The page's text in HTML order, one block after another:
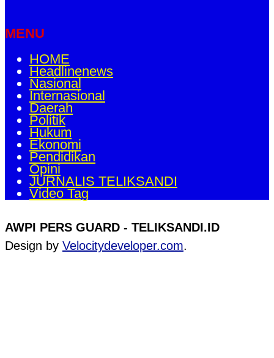
MENU
HOME
Headlinenews
Nasional
Internasional
Daerah
Politik
Hukum
Ekonomi
Pendidikan
Opini
JURNALIS TELIKSANDI
Video Tag
AWPI PERS GUARD - TELIKSANDI.ID
Design by Velocitydeveloper.com.